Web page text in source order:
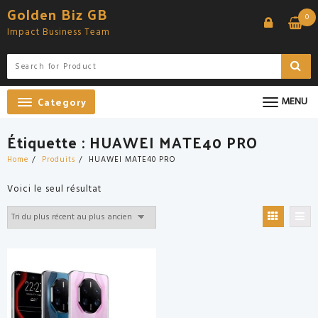
Skip
to
content
Golden Biz GB
Impact Business Team
0
Category MENU
Étiquette : HUAWEI MATE40 PRO
Home Produits HUAWEI MATE40 PRO
Voici le seul résultat